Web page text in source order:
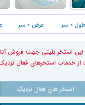
طول ۰ متر عرض۰ متر
این استخر بلیتی جهت فروش
از خدمات استخرهای فعال
استخر های فعال نزدیک